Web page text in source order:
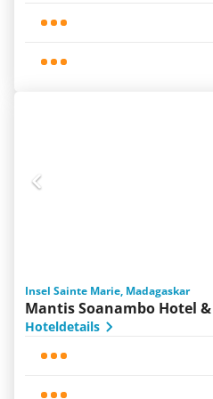
Insel Sainte Marie, Madagaskar
Mantis Soanambo Hotel &
Hoteldetails